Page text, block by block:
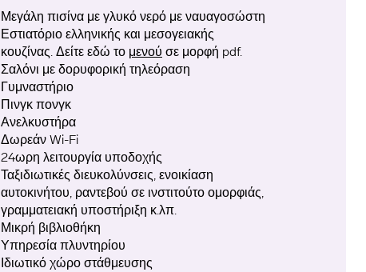
Μεγάλη πισίνα με γλυκό νερό με ναυαγοσώστη
Εστιατόριο ελληνικής και μεσογειακής
κουζίνας. Δείτε εδώ το μενού σε μορφή pdf.
Σαλόνι με δορυφορική τηλεόραση
Γυμναστήριο
Πινγκ πονγκ
Ανελκυστήρα
Δωρεάν Wi-Fi
24ωρη λειτουργία υποδοχής
Ταξιδιωτικές διευκολύνσεις, ενοικίαση
αυτοκινήτου, ραντεβού σε ινστιτούτο ομορφιάς,
γραμματειακή υποστήριξη κ.λπ.
Μικρή βιβλιοθήκη
Υπηρεσία πλυντηρίου
Ιδιωτικό χώρο στάθμευσης